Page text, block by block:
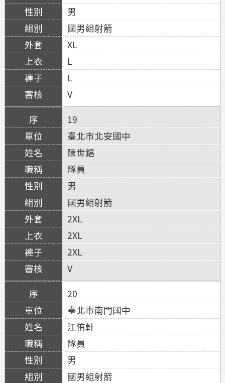
男
國男組射箭
XL
L
L
V
19
臺北市北安國中
陳世錩
隊員
男
國男組射箭
2XL
2XL
2XL
V
20
臺北市南門國中
江侑軒
隊員
男
國男組射箭